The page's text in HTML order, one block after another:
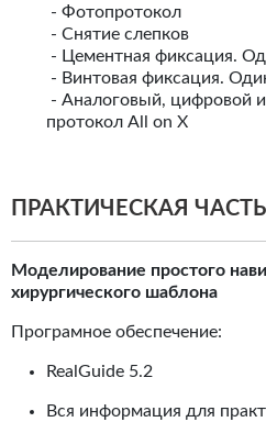
- Фотопротокол
- Снятие слепков
- Цементная фиксация.
- Винтовая фиксация.
- Аналоговый, цифровой
протокол All on X
ПРАКТИЧЕСКАЯ ЧАСТЬ
Моделирование простого
хирургического шаблона
Програмное обеспечение:
RealGuide 5.2
Вся информация для